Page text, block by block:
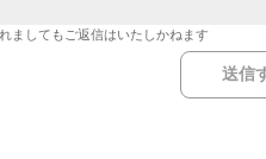
ましてもご返信はいたしかねます